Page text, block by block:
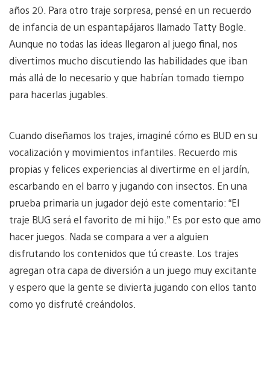
años 20. Para otro traje sorpresa, pensé en un recuerdo
de infancia de un espantapájaros llamado Tatty Bogle.
Aunque no todas las ideas llegaron al juego final, nos
divertimos mucho discutiendo las habilidades que iban
más allá de lo necesario y que habrían tomado tiempo
para hacerlas jugables.
Cuando diseñamos los trajes, imaginé cómo es BUD en su
vocalización y movimientos infantiles. Recuerdo mis
propias y felices experiencias al divertirme en el jardín,
escarbando en el barro y jugando con insectos. En una
prueba primaria un jugador dejó este comentario: “El
traje BUG será el favorito de mi hijo.” Es por esto que amo
hacer juegos. Nada se compara a ver a alguien
disfrutando los contenidos que tú creaste. Los trajes
agregan otra capa de diversión a un juego muy excitante
y espero que la gente se divierta jugando con ellos tanto
como yo disfruté creándolos.